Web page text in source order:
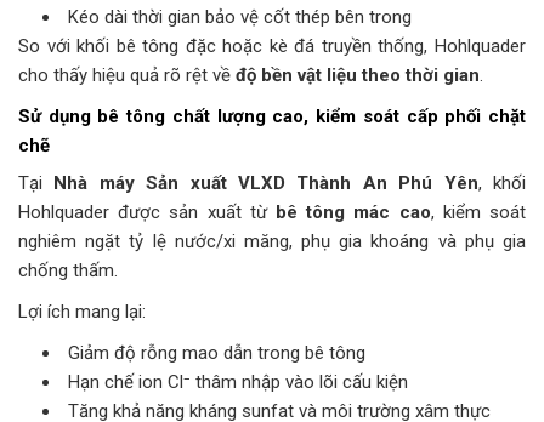
Kéo dài thời gian bảo vệ cốt thép bên trong
So với khối bê tông đặc hoặc kè đá truyền thống, Hohlquader
cho thấy hiệu quả rõ rệt về độ bền vật liệu theo thời gian.
Sử dụng bê tông chất lượng cao, kiểm soát cấp phối chặt
chẽ
Tại Nhà máy Sản xuất VLXD Thành An Phú Yên, khối
Hohlquader được sản xuất từ bê tông mác cao, kiểm soát
nghiêm ngặt tỷ lệ nước/xi măng, phụ gia khoáng và phụ gia
chống thấm.
Lợi ích mang lại:
Giảm độ rỗng mao dẫn trong bê tông
Hạn chế ion Cl⁻ thâm nhập vào lõi cấu kiện
Tăng khả năng kháng sunfat và môi trường xâm thực